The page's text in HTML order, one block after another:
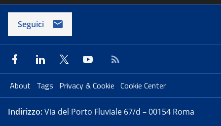
Seguici
About Tags Privacy & Cookie Cookie Center
Indirizzo:Via del Porto Fluviale 67/d – 00154 Roma